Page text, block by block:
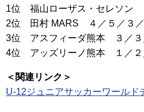
1位 福山ローザス・セレソン
2位 田村 MARS ４／５／３／
3位 アスフィーダ熊本 ３／３
4位 アッズリーノ熊本 １／２
＜関連リンク＞
U-12ジュニアサッカーワールド